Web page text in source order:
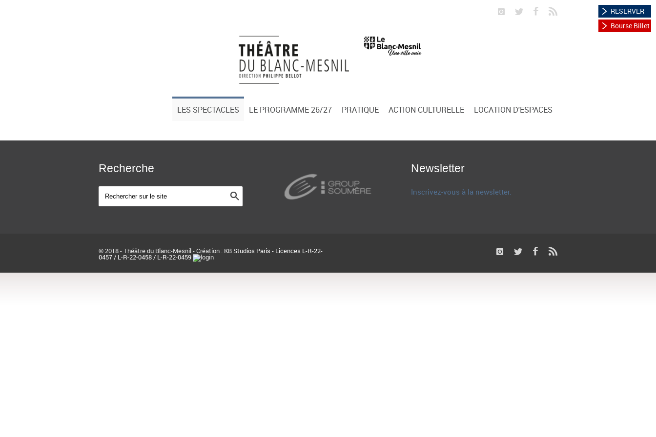
RESERVER
Bourse Billet
LES SPECTACLES LE PROGRAMME 26/27 PRATIQUE ACTION CULTURELLE LOCATION D'ESPACES
Recherche Newsletter
Inscrivez-vous à la newsletter.
© 2018 - Théâtre du Blanc-Mesnil - Création : KB Studios Paris - Licences L-R-22-
0457 / L-R-22-0458 / L-R-22-0459